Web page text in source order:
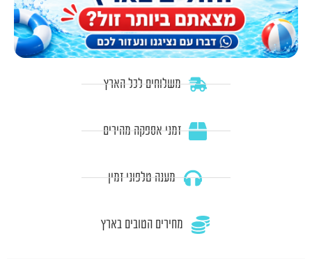
משלוחים לכל הארץ
זמני אספקה מהירים
מענה טלפוני זמין
מחירים הטובים בארץ